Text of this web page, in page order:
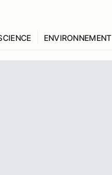
ENVIRONNEMENT